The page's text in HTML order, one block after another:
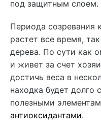
под защитным слоем.
Периода созревания
растет все время,
дерева. По сути как
и живет за счет
достичь веса в
находка будет долго
полезными
антиоксидантами.